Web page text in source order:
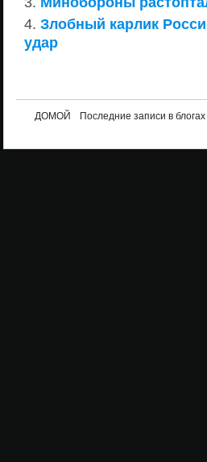
Злобный карлик
удар
ДОМОЙ Последние записи в блогах